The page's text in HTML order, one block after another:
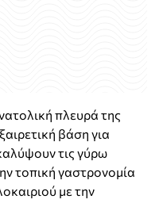
πλευρά της
βάση για
τις γύρω
τοπική γαστρονομία
με την